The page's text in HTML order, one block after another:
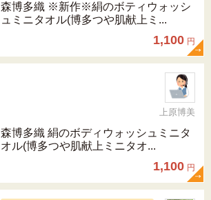
森博多織 ※新作※絹のボティウォッシ
ュミニタオル(博多つや肌献上ミ...
1,100 円
上原博美
森博多織 絹のボディウォッシュミニタ
オル(博多つや肌献上ミニタオ...
1,100 円